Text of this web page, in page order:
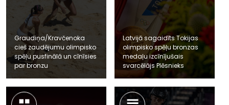
Graudiņa/Kravčenoka
cieš zaudējumu olimpisko
spēļu pusfinālā un cīnīsies
par bronzu
Latvijā sagaidīts Tokijas
olimpisko spēļu bronzas
medaļu izcīnījušais
svarcēlājs Plēsnieks